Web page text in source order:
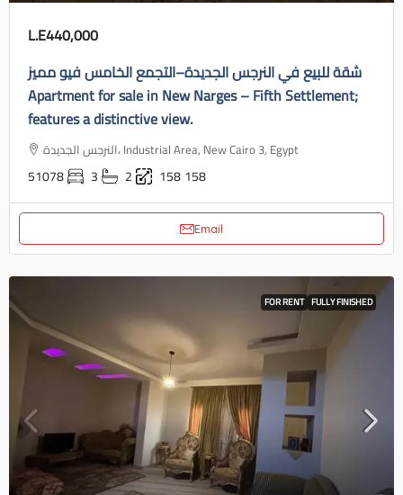
L.E440,000
شقة للبيع في النرجس الجديدة–التجمع الخامس فيو مميز
Apartment for sale in New Narges – Fifth Settlement;
features a distinctive view.
النرجس الجديدة، Industrial Area, New Cairo 3, Egypt
51078 3 2 158158
Email
FOR RENT FULLY FINISHED